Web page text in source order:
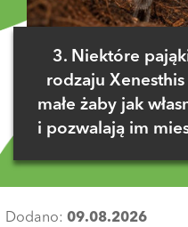
3. Niektóre
rodzaju
małe żaby jak
i pozwalają im
Dodano: 09.08.2026